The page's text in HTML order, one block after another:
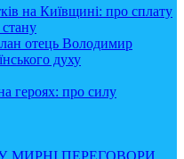
на Київщині: про сплату
отець Володимир
духу
героях: про силу
МИРНІ ПЕРЕГОВОРИ